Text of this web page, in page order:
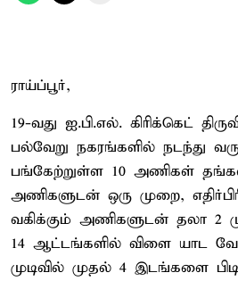
ராய்ப்பூர்,
19-வது ஐ.பி.எல். கிரிக்கெட்
பல்வேறு நகரங்களில் நடந்து
பங்கேற்றுள்ள 10 அணிகள்
அணிகளுடன் ஒரு முறை,
வகிக்கும் அணிகளுடன் தலா
14 ஆட்டங்களில் விளை யாட
முடிவில் முதல் 4 இடங்களை